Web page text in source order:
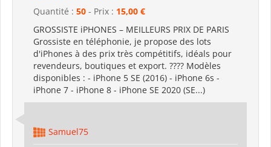
Quantité : 50 - Prix : 15,00 €
GROSSISTE iPHONES – MEILLEURS PRIX DE PARIS
Grossiste en téléphonie, je propose des lots
d'iPhones à des prix très compétitifs, idéals pour
revendeurs, boutiques et export. ???? Modèles
disponibles : - iPhone 5 SE (2016) - iPhone 6s -
iPhone 7 - iPhone 8 - iPhone SE 2020 (SE...)
Samuel75